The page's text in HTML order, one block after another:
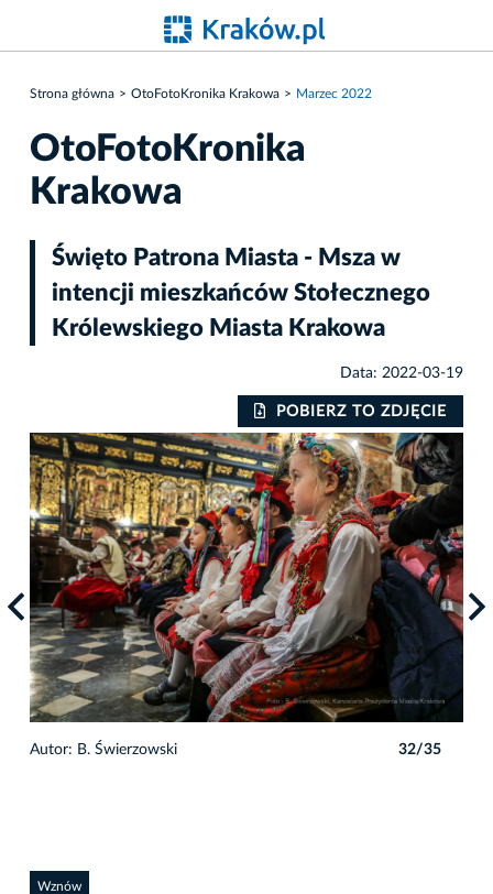
Strona główna OtoFotoKronika Krakowa Marzec 2022
OtoFotoKronika
Krakowa
Święto Patrona Miasta - Msza w
intencji mieszkańców Stołecznego
Królewskiego Miasta Krakowa
Data: 2022-03-19
POBIERZ TO ZDJĘCIE
Autor: B. Świerzowski 32/35
Wznów